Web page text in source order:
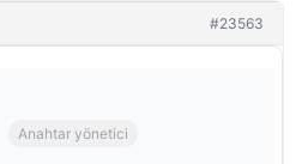
#23563
Anahtar yönetici